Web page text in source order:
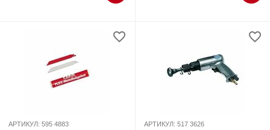
АРТИКУЛ: 595 4883 АРТИКУЛ: 517 3626